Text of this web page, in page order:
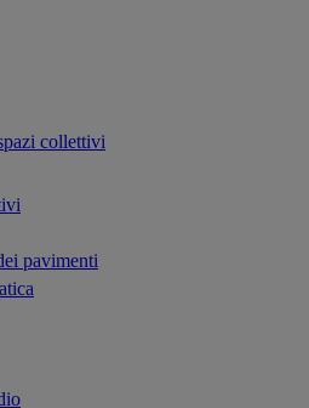
collettivi
pavimenti